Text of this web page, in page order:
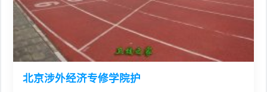
北京涉外经济专修学院护